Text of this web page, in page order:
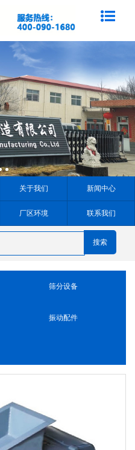
关于我们 新闻中心
厂区环境 联系我们
筛分设备
振动配件